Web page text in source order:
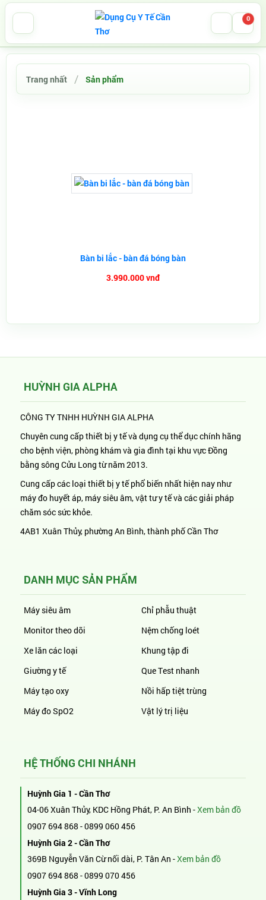
0
Trang nhất Sản phẩm
Bàn bi lắc - bàn đá bóng bàn
3.990.000 vnđ
HUỲNH GIA ALPHA
CÔNG TY TNHH HUỲNH GIA ALPHA
Chuyên cung cấp thiết bị y tế và dụng cụ thể dục chính hãng
cho bệnh viện, phòng khám và gia đình tại khu vực Đồng
bằng sông Cửu Long từ năm 2013.
Cung cấp các loại thiết bị y tế phổ biến nhất hiện nay như
máy đo huyết áp, máy siêu âm, vật tư y tế và các giải pháp
chăm sóc sức khỏe.
4AB1 Xuân Thủy, phường An Bình, thành phố Cần Thơ
DANH MỤC SẢN PHẨM
Máy siêu âm
Monitor theo dõi
Xe lăn các loại
Giường y tế
Máy tạo oxy
Máy đo SpO2
Chỉ phẫu thuật
Nệm chống loét
Khung tập đi
Que Test nhanh
Nồi hấp tiệt trùng
Vật lý trị liệu
HỆ THỐNG CHI NHÁNH
Huỳnh Gia 1 - Cần Thơ
04-06 Xuân Thủy, KDC Hồng Phát, P. An Bình -Xem bản đồ
0907 694 868 -0899 060 456
Huỳnh Gia 2 - Cần Thơ
369B Nguyễn Văn Cừ nối dài, P. Tân An -Xem bản đồ
0907 694 868 -0899 070 456
Huỳnh Gia 3 - Vĩnh Long